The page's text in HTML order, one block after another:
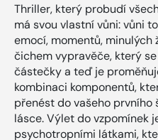
Thriller, který probudí
má svou vlastní vůni: vůni
emocí, momentů, minulých
čichem vypravěče, který
částečky a teď je
kombinaci komponentů,
přenést do vašeho prvního
lásce. Výlet do vzpomínek
psychotropními látkami,